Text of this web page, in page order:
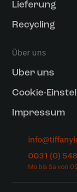
Lieferung
Recycling
Über uns
Uber uns
Cookie-
Impressum
0031 (0)